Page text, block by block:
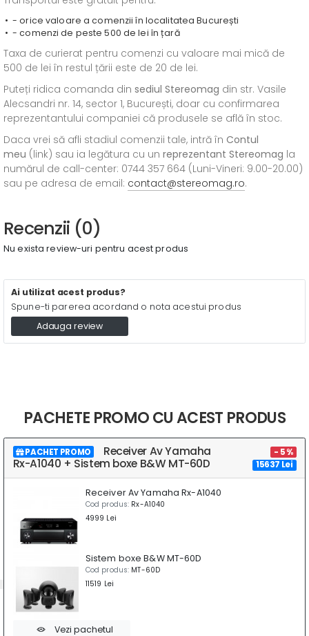
- orice valoare a comenzii în localitatea București
- comenzi de peste 500 de lei în țară
Taxa de curierat pentru comenzi cu valoare mai mică de
500 de lei în restul țării este de 20 de lei.
Puteți ridica comanda din sediul Stereomag din str. Vasile
Alecsandri nr. 14, sector 1, București, doar cu confirmarea
reprezentantului companiei că produsele se află în stoc.
Daca vrei să afli stadiul comenzii tale, intră în Contul
meu (link) sau ia legătura cu un reprezentant Stereomag la
numărul de call-center: 0744 357 664 (Luni-Vineri: 9.00-20.00)
sau pe adresa de email: contact@stereomag.ro.
Recenzii (0)
Nu exista review-uri pentru acest produs
Ai utilizat acest produs?
Spune-ti parerea acordand o nota acestui produs
Adauga review
PACHETE PROMO CU ACEST PRODUS
PACHET PROMO
Receiver Av Yamaha
Rx-A1040 + Sistem boxe B&W MT-60D
- 5 %
15637 Lei
Receiver Av Yamaha Rx-A1040
Cod produs: Rx-A1040
4999 Lei
Sistem boxe B&W MT-60D
Cod produs: MT-60D
11519 Lei
Vezi pachetul